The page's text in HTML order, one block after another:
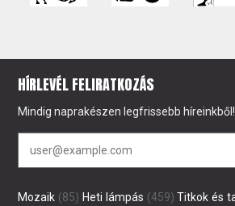
HÍRLEVÉL FELIRATKOZÁS
Mindig naprakészen legfrissebb híreinkből!
Mozaik (85) Heti lámpás (459) Titkok és